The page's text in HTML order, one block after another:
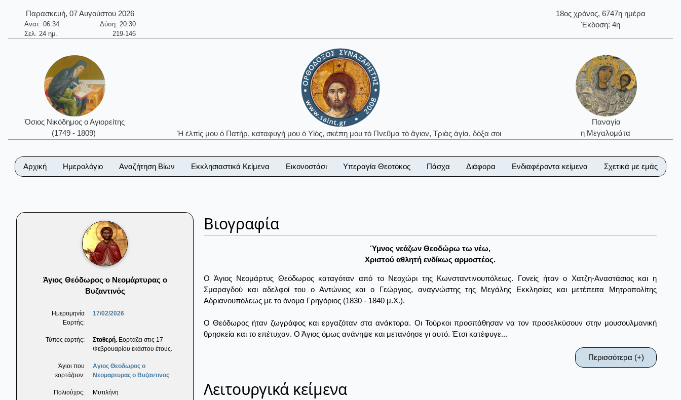
Παρασκευή, 07 Αυγούστου 2026
Ανατ: 06:34
Δύση: 20:30
Σελ. 24 ημ.
219-146
18ος χρόνος, 6747η ημέρα
Έκδοση: 4η
Όσιος Νικόδημος ο Αγιορείτης
(1749 - 1809)
Ἡ ἐλπίς μου ὁ Πατήρ, καταφυγή μου ὁ Υἱός, σκέπη μου τὸ Πνεῦμα τὸ ἅγιον, Τριὰς ἁγία, δόξα σοι
Παναγία
η Μεγαλομάτα
Αρχική Ημερολόγιο Αναζήτηση Βίων Εκκλησιαστικά Κείμενα Εικονοστάσι Υπεραγία Θεοτόκος Πάσχα Διάφορα Ενδιαφέροντα κείμενα Σχετικά με εμάς
Άγιος Θεόδωρος ο Νεομάρτυρας ο
Βυζαντινός
Ημερομηνία
Εορτής:
17/02/2026
Τύπος εορτής: Σταθερή. Εορτάζει στις 17
Φεβρουαρίου εκάστου έτους.
Άγιοι που
εορτάζουν:
Αγιος Θεοδωρος ο
Νεομαρτυρας ο Βυζαντινος
Πολιούχος: Μυτιλήνη
Βιογραφία
Ύμνος νεάζων Θεοδώρω τω νέω,
Xριστού αθλητή ενδίκως αρμοστέος.
Ο Άγιος Νεομάρτυς Θεόδωρος καταγόταν από το Νεοχώρι της Κωνσταντινουπόλεως. Γονείς ήταν ο Χατζη-Αναστάσιος και η
Σμαραγδού και αδελφοί του ο Αντώνιος και ο Γεώργιος, αναγνώστης της Μεγάλης Εκκλησίας και μετέπειτα Μητροπολίτης
Αδριανουπόλεως με το όνομα Γρηγόριος (1830 - 1840 μ.Χ.).
Ο Θεόδωρος ήταν ζωγράφος και εργαζόταν στα ανάκτορα. Οι Τούρκοι προσπάθησαν να τον προσελκύσουν στην μουσουλμανική
θρησκεία και το επέτυχαν. Ο Άγιος όμως ανάνηψε και μετανόησε γι αυτό. Έτσι κατέφυγε...
Περισσότερα (+)
Λειτουργικά κείμενα